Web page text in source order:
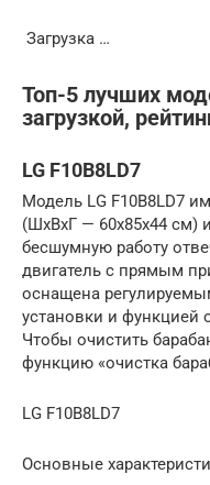
Загрузка …
Топ-5 лучших
загрузкой,
LG F10B8LD7
Модель LG F10B8LD7
(ШхВхГ — 60х85х44 см)
бесшумную работу
двигатель с прямым
оснащена
установки и функцией
Чтобы очистить
функцию «очистка
LG F10B8LD7
Основные